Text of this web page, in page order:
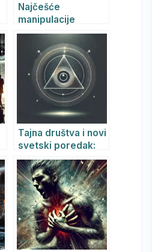
Najčešće
manipulacije
političkih
apsolutističkih
režima i njihov
psihološki uticaj
Tajna društva i novi
svetski poredak:
istorijske i
savremene
perspektive